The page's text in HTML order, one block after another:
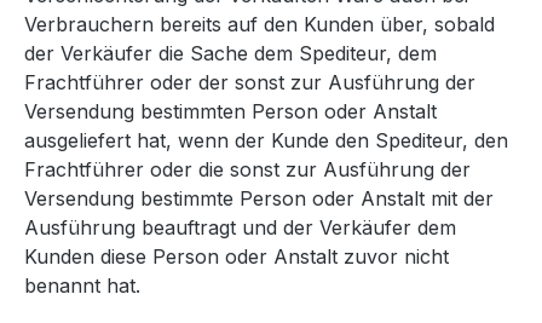
Verbrauchern bereits auf den Kunden über, sobald
der Verkäufer die Sache dem Spediteur, dem
Frachtführer oder der sonst zur Ausführung der
Versendung bestimmten Person oder Anstalt
ausgeliefert hat, wenn der Kunde den Spediteur, den
Frachtführer oder die sonst zur Ausführung der
Versendung bestimmte Person oder Anstalt mit der
Ausführung beauftragt und der Verkäufer dem
Kunden diese Person oder Anstalt zuvor nicht
benannt hat.